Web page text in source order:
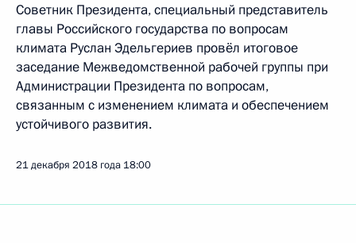
Советник Президента, специальный представитель
главы Российского государства по вопросам
климата Руслан Эдельгериев провёл итоговое
заседание Межведомственной рабочей группы при
Администрации Президента по вопросам,
связанным с изменением климата и обеспечением
устойчивого развития.
21 декабря 2018 года 18:00